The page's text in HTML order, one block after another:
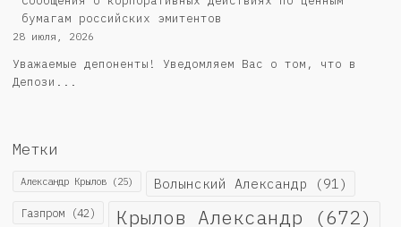
бумагам российских эмитентов
28 июля, 2026
Уважаемые депоненты! Уведомляем Вас о том, что в
Депози...
Метки
Александр Крылов (25) Волынский Александр (91)
Газпром (42) Крылов Александр (672)